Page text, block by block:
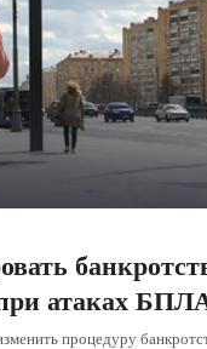
атаках
процедуру